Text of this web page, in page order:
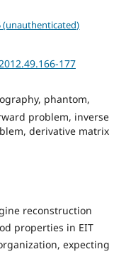
(unauthenticated)
177
phantom,
problem, inverse
derivative matrix
reconstruction
properties in EIT
expecting